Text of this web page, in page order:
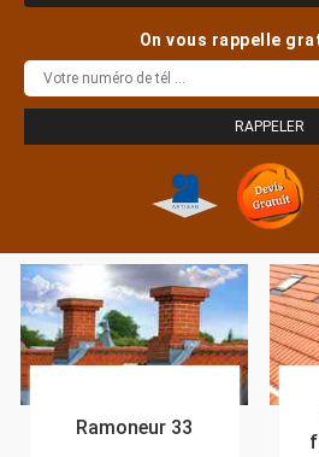
On vous rappelle
Ramoneur 33